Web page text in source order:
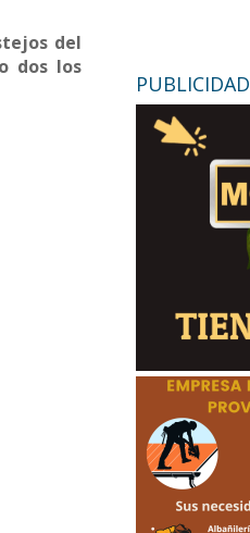
del
dos los
PUBLICIDAD